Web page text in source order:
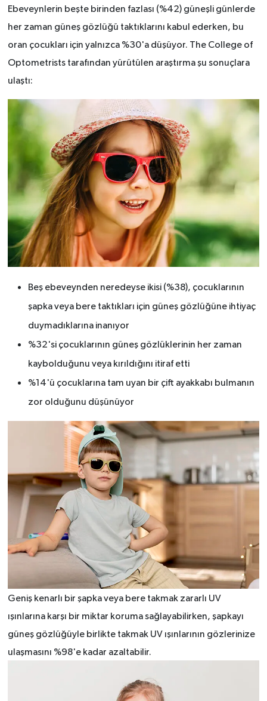
Ebeveynlerin beşte birinden fazlası (%42) güneşli günlerde
her zaman güneş gözlüğü taktıklarını kabul ederken, bu
oran çocukları için yalnızca %30'a düşüyor. The College of
Optometrists tarafından yürütülen araştırma şu sonuçlara
ulaştı:
Beş ebeveynden neredeyse ikisi (%38), çocuklarının
şapka veya bere taktıkları için güneş gözlüğüne ihtiyaç
duymadıklarına inanıyor
%32'si çocuklarının güneş gözlüklerinin her zaman
kaybolduğunu veya kırıldığını itiraf etti
%14'ü çocuklarına tam uyan bir çift ayakkabı bulmanın
zor olduğunu düşünüyor
Geniş kenarlı bir şapka veya bere takmak zararlı UV
ışınlarına karşı bir miktar koruma sağlayabilirken, şapkayı
güneş gözlüğüyle birlikte takmak UV ışınlarının gözlerinize
ulaşmasını %98'e kadar azaltabilir.